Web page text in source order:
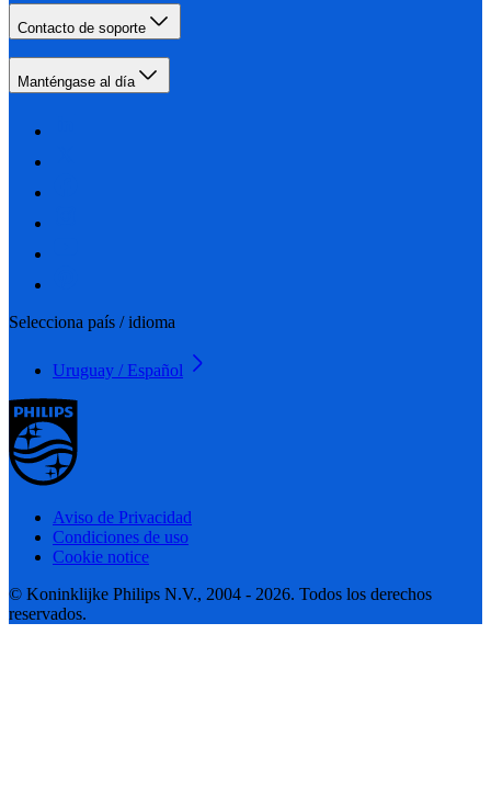
Contacto de soporte
Manténgase al día
Selecciona país / idioma
Uruguay / Español
Aviso de Privacidad
Condiciones de uso
Cookie notice
© Koninklijke Philips N.V., 2004 - 2026. Todos los derechos
reservados.